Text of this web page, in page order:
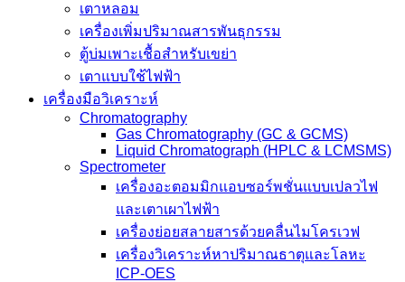
เตาหลอม
เครื่องเพิ่มปริมาณสารพันธุกรรม
ตู้บ่มเพาะเชื้อสำหรับเขย่า
เตาแบบใช้ไฟฟ้า
เครื่องมือวิเคราะห์
Chromatography
Gas Chromatography (GC & GCMS)
Liquid Chromatograph (HPLC & LCMSMS)
Spectrometer
เครื่องอะตอมมิกแอบซอร์พชั่นแบบเปลวไฟ
และเตาเผาไฟฟ้า
เครื่องย่อยสลายสารด้วยคลื่นไมโครเวฟ
เครื่องวิเคราะห์หาปริมาณธาตุและโลหะ
ICP-OES